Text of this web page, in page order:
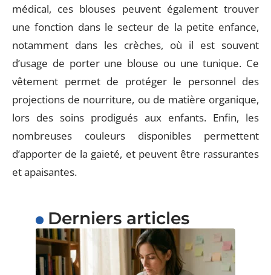
médical, ces blouses peuvent également trouver
une fonction dans le secteur de la petite enfance,
notamment dans les crèches, où il est souvent
d’usage de porter une blouse ou une tunique. Ce
vêtement permet de protéger le personnel des
projections de nourriture, ou de matière organique,
lors des soins prodigués aux enfants. Enfin, les
nombreuses couleurs disponibles permettent
d’apporter de la gaieté, et peuvent être rassurantes
et apaisantes.
Derniers articles